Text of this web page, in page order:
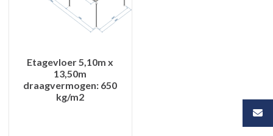
Etagevloer 5,10m x
13,50m
draagvermogen: 650
kg/m2